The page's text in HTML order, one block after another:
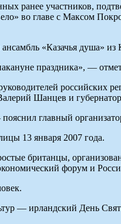
ранее участников,
во главе с Максом
«Казачья душа» из
праздника», —
Шанцев и
главный
13 января 2007 года.
британцы,
форум и
— ирландский День